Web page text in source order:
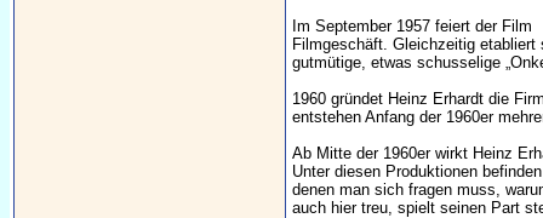
Im September 1957 feiert der Film
Filmgeschäft. Gleichzeitig
gutmütige, etwas schusselige
1960 gründet Heinz Erhardt die
entstehen Anfang der 1960er
Ab Mitte der 1960er wirkt Heinz
Unter diesen Produktionen
denen man sich fragen muss,
auch hier treu, spielt seinen Part